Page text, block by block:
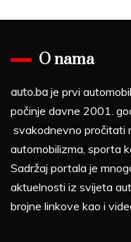
O nama
auto.ba je prvi
počinje davne 2001.
svakodnevno pročitati
automobilizma, sporta
Sadržaj portala je
aktuelnosti iz svijeta
brojne linkove kao i